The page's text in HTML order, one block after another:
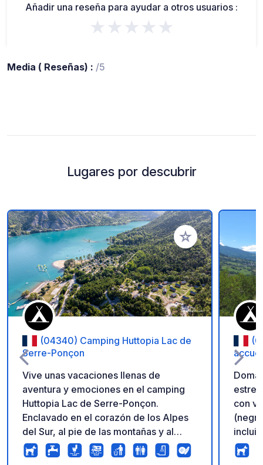
Añadir una reseña para ayudar a otros usuarios :
★★★★★
Media ( Reseñas) : /5
Lugares por descubrir
Añadir a tus
(04340) Camping Huttopia Lac de
Serre-Ponçon
Vive unas vacaciones llenas de
aventura y emociones en el camping
Huttopia Lac de Serre-Ponçon.
Enclavado en el corazón de los Alpes
del Sur, al pie de las montañas y al
borde del lago artificial más grande de
Europa, el Camping Huttopia du Lac de
con